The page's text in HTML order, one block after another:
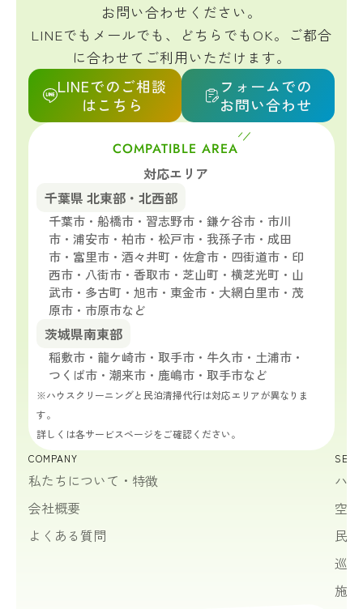
お問い合わせください。
LINEでもメールでも、どちらでもOK。ご都合
に合わせてご利用いただけます。
LINEでのご相談
はこちら
フォームでの
お問い合わせ
COMPATIBLE AREA
対応エリア
千葉県 北東部・北西部
千葉市・船橋市・習志野市・鎌ケ谷市・市川
市・浦安市・柏市・松戸市・我孫子市・成田
市・富里市・酒々井町・佐倉市・四街道市・印
西市・八街市・香取市・芝山町・横芝光町・山
武市・多古町・旭市・東金市・大網白里市・茂
原市・市原市など
茨城県南東部
稲敷市・龍ケ崎市・取手市・牛久市・土浦市・
つくば市・潮来市・鹿嶋市・取手市など
※ハウスクリーニングと民泊清掃代行は対応エリアが異なりま
す。
詳しくは各サービスページをご確認ください。
COMPANY
私たちについて・特徴
会社概要
よくある質問
ハ
空
民
巡
施